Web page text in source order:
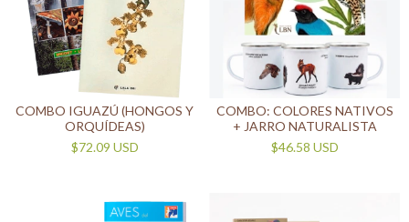
COMBO IGUAZÚ (HONGOS Y
ORQUÍDEAS)
$72.09 USD
COMBO: COLORES NATIVOS
+ JARRO NATURALISTA
$46.58 USD